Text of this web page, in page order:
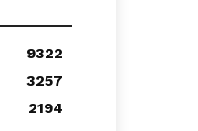
9322
3257
2194